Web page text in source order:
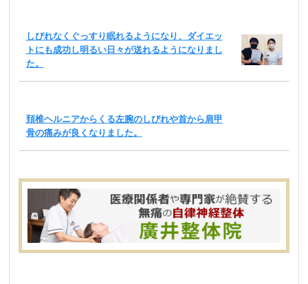
しびれなくぐっすり眠れるようになり、ダイエッ
トにも成功し明るい日々が送れるようになりまし
た。
頚椎ヘルニアからくる左腕のしびれや首から肩甲
骨の痛みが良くなりました。